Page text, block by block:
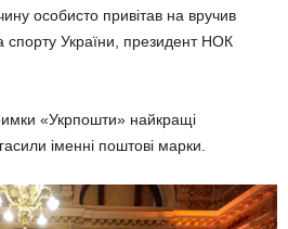
особисто привітав на вручив
спорту України, президент НОК
«Укрпошти» найкращі
іменні поштові марки.